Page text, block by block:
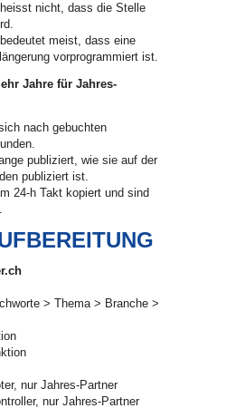
nicht, dass die Stelle
meist, dass eine
vorprogrammiert ist.
Jahre für Jahres-
nach gebuchten
publiziert, wie sie auf der
publiziert ist.
24-h Takt kopiert und sind
> Thema > Branche >
nur Jahres-Partner
nur Jahres-Partner